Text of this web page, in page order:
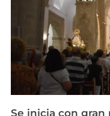
Se inicia con